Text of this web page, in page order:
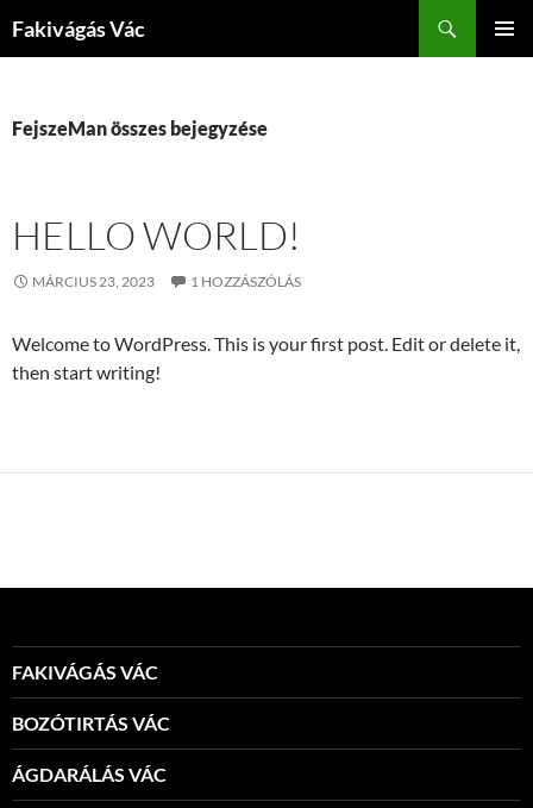
Fakivágás Vác
FejszeMan összes bejegyzése
HELLO WORLD!
MÁRCIUS 23, 2023 1 HOZZÁSZÓLÁS
Welcome to WordPress. This is your first post. Edit or delete it,
then start writing!
FAKIVÁGÁS VÁC
BOZÓTIRTÁS VÁC
ÁGDARÁLÁS VÁC